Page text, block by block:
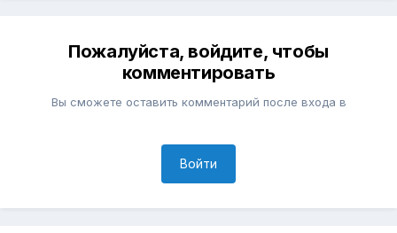
Пожалуйста, войдите, чтобы
комментировать
Вы сможете оставить комментарий после входа в
Войти